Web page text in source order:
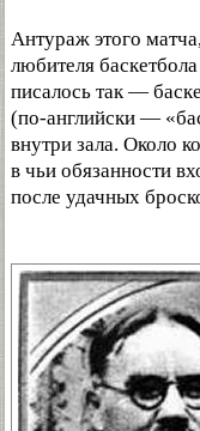
Антураж этого
любителя
писалось так —
(по-английски —
внутри зала. Около
в чьи обязанности
после удачных